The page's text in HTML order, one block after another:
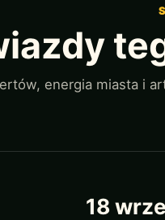
energia miasta i
18